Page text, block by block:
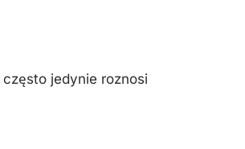
jedynie roznosi